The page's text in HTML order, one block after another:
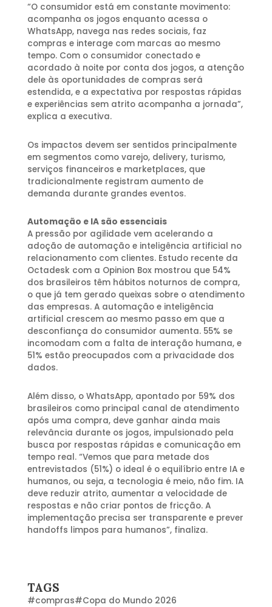
“O consumidor está em constante movimento:
acompanha os jogos enquanto acessa o
WhatsApp, navega nas redes sociais, faz
compras e interage com marcas ao mesmo
tempo. Com o consumidor conectado e
acordado à noite por conta dos jogos, a atenção
dele às oportunidades de compras será
estendida, e a expectativa por respostas rápidas
e experiências sem atrito acompanha a jornada”,
explica a executiva.
Os impactos devem ser sentidos principalmente
em segmentos como varejo, delivery, turismo,
serviços financeiros e marketplaces, que
tradicionalmente registram aumento de
demanda durante grandes eventos.
Automação e IA são essenciais
A pressão por agilidade vem acelerando a
adoção de automação e inteligência artificial no
relacionamento com clientes. Estudo recente da
Octadesk com a Opinion Box mostrou que 54%
dos brasileiros têm hábitos noturnos de compra,
o que já tem gerado queixas sobre o atendimento
das empresas. A automação e inteligência
artificial crescem ao mesmo passo em que a
desconfiança do consumidor aumenta. 55% se
incomodam com a falta de interação humana, e
51% estão preocupados com a privacidade dos
dados.
Além disso, o WhatsApp, apontado por 59% dos
brasileiros como principal canal de atendimento
após uma compra, deve ganhar ainda mais
relevância durante os jogos, impulsionado pela
busca por respostas rápidas e comunicação em
tempo real. “Vemos que para metade dos
entrevistados (51%) o ideal é o equilíbrio entre IA e
humanos, ou seja, a tecnologia é meio, não fim. IA
deve reduzir atrito, aumentar a velocidade de
respostas e não criar pontos de fricção. A
implementação precisa ser transparente e prever
handoffs limpos para humanos”, finaliza.
TAGS
#compras#Copa do Mundo 2026